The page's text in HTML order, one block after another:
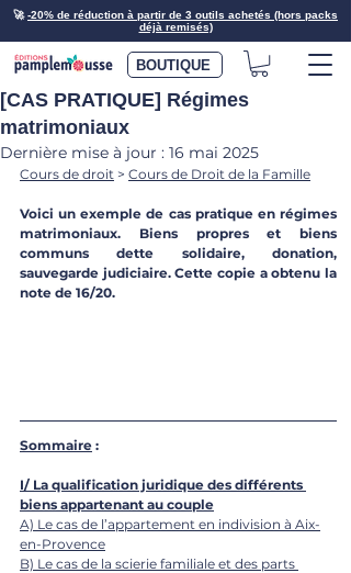
🚀-20% de réduction à partir de 3 outils achetés (hors packs
déjà remisés)
BOUTIQUE
[CAS PRATIQUE] Régimes
matrimoniaux
Dernière mise à jour : 16 mai 2025
Cours de droit > Cours de Droit de la Famille
Voici un exemple de cas pratique en régimes
matrimoniaux. Biens propres et biens
communs dette solidaire, donation,
sauvegarde judiciaire. Cette copie a obtenu la
note de 16/20.
Sommaire :
I/ La qualification juridique des différents
biens appartenant au couple
A) Le cas de l’appartement en indivision à Aix-
en-Provence
B) Le cas de la scierie familiale et des parts